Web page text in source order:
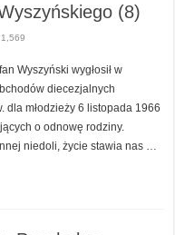
(8)
1,569
Wyszyński wygłosił w
diecezjalnych
dla młodzieży 6 listopada 1966
o odnowę rodziny.
niedoli, życie stawia nas …